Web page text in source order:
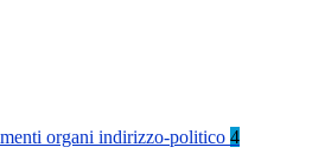
organi indirizzo-politico 4